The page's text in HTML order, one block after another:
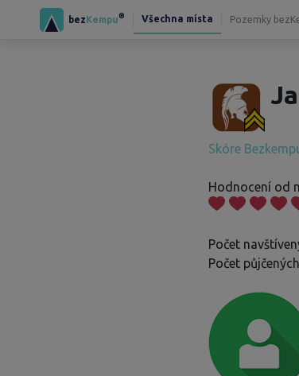
bezKempu® Všechna místa Pozemky
Skóre
Hodnocení od
Počet
Počet